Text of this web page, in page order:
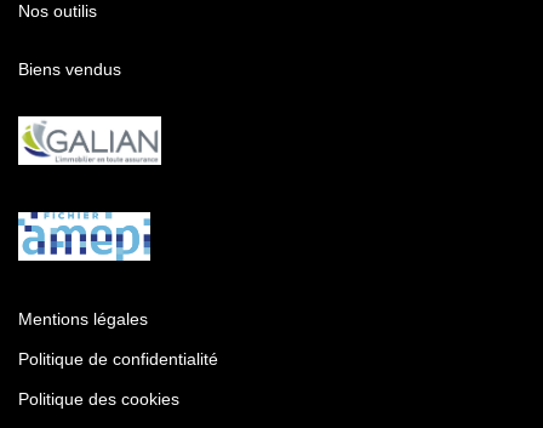
Nos outilis
Biens vendus
Mentions légales
Politique de confidentialité
Politique des cookies